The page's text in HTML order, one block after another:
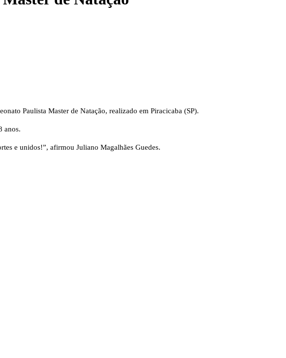
Paulista Master de Natação, realizado em Piracicaba (SP).
anos.
e unidos!”, afirmou Juliano Magalhães Guedes.